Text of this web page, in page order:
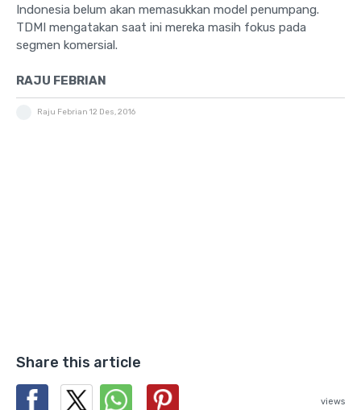
Indonesia belum akan memasukkan model penumpang.
TDMI mengatakan saat ini mereka masih fokus pada
segmen komersial.
RAJU FEBRIAN
Raju Febrian 12 Des, 2016
Share this article
views